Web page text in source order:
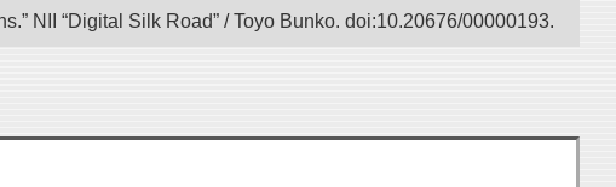
NII “Digital Silk Road” / Toyo Bunko. doi:10.20676/00000193.